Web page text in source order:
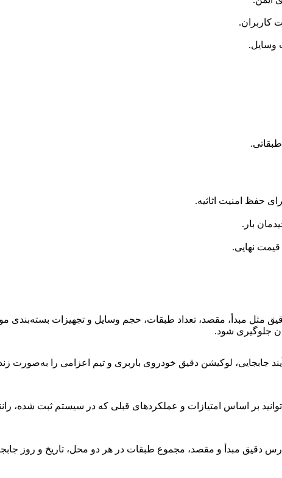
کاربران.
وسایل.
حفظ امنیت اثاثیه.
بار.
نهایی.
مثل مبدأ، مقصد، تعداد طبقات، حجم وسایل و تجهیزات بسته‌بندی
جلوگیری شود.
جابجایی، لوکیشن دقیق خودروی باربری و تیم اعزامی را به‌صورت
بر اساس امتیازات و عملکردهای قبلی که در سیستم ثبت شده،
دقیق مبدأ و مقصد، مجموع طبقات در هر دو محل، تاریخ و روز